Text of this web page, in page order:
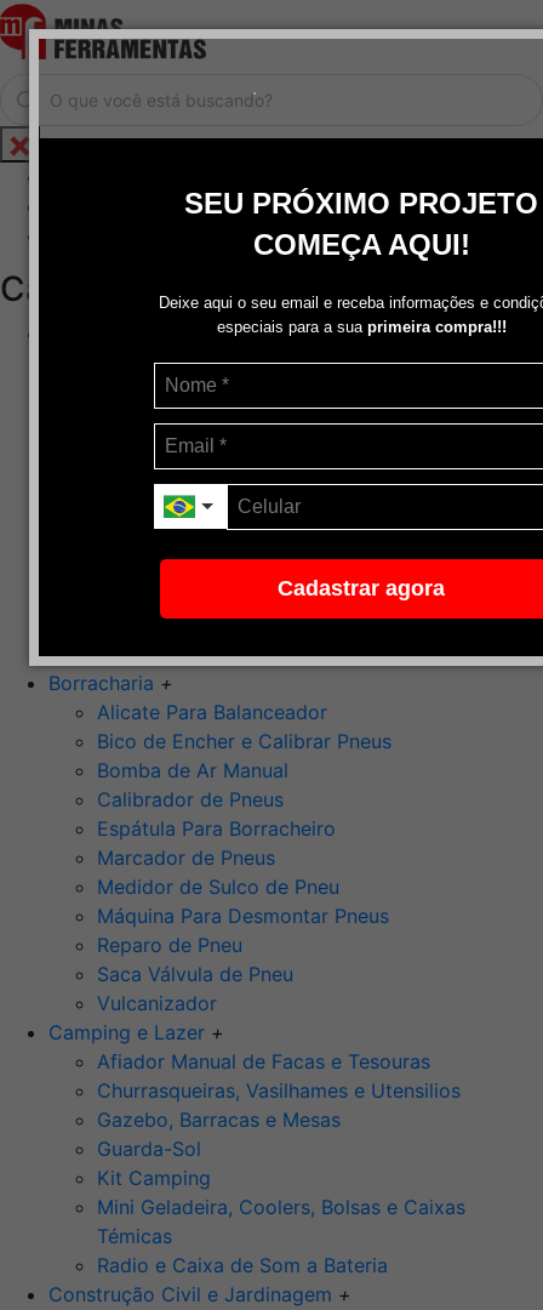
.
SEU PRÓXIMO PROJETO
COMEÇA AQUI!
Deixe aqui o seu email e receba informações e
especiais para a sua primeira compra!!!
Cadastrar agora
Cadastrar / Logar
Central de Atendimento
Categorias
Disco de Corte
Disco de Corte e Desbaste-Dupla Aplicação
Disco de Desbaste
Escovas de Aço
Escovas de Latão
Pasta Para Assentar Válvula
Pedra de Afiar
Ponta Montada (Oxido de Alumínio)
Rebolos
Borracharia +
Alicate Para Balanceador
Bico de Encher e Calibrar Pneus
Bomba de Ar Manual
Calibrador de Pneus
Espátula Para Borracheiro
Marcador de Pneus
Medidor de Sulco de Pneu
Máquina Para Desmontar Pneus
Reparo de Pneu
Saca Válvula de Pneu
Vulcanizador
Camping e Lazer +
Afiador Manual de Facas e Tesouras
Churrasqueiras, Vasilhames e Utensilios
Gazebo, Barracas e Mesas
Guarda-Sol
Kit Camping
Mini Geladeira, Coolers, Bolsas e Caixas
Témicas
Radio e Caixa de Som a Bateria
Construção Civil e Jardinagem +